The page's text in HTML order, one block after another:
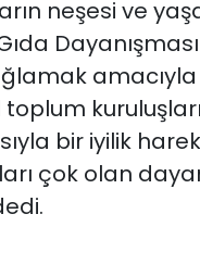
neşesi ve
amacıyla
bir iyilik
çok olan